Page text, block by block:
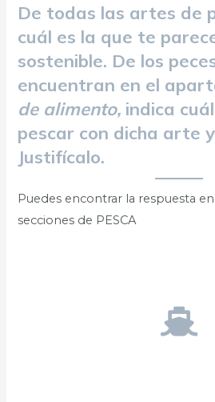
De todas las artes de
cuál es la que te
sostenible. De los
encuentran en el
de alimento, indica
pescar con dicha arte
Justifícalo.
Puedes encontrar la respuesta
secciones de PESCA